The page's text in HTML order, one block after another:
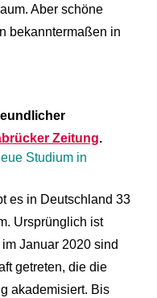
Aber schöne
bekanntermaßen in
Zeitung.
Studium in
es in Deutschland 33
Ursprünglich ist
Januar 2020 sind
getreten, die die
akademisiert. Bis